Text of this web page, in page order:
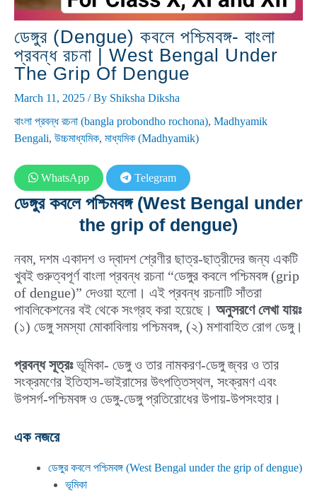
ডেঙ্গুর (dengue) কবলে পশ্চিমবঙ্গ- বাংলা
প্রবন্ধ রচনা | West Bengal Under
The Grip Of Dengue
March 11, 2025 / By Shiksha Diksha
বাংলা প্রবন্ধ রচনা (bangla probondho rochona), Madhyamik
Bengali, উচ্চমাধ্যমিক, মাধ্যমিক (Madhyamik)
WhatsApp Telegram
ডেঙ্গুর কবলে পশ্চিমবঙ্গ (West Bengal under
the grip of dengue)
নবম, দশম একাদশ ও দ্বাদশ শ্রেণীর ছাত্র-ছাত্রীদের জন্য একটি
খুবই গুরুত্বপূর্ণ বাংলা প্রবন্ধ রচনা “ডেঙ্গুর কবলে পশ্চিমবঙ্গ (grip
of dengue)” দেওয়া হলো। এই প্রবন্ধ রচনাটি সাঁতরা
পাবলিকেশনের বই থেকে সংগ্রহ করা হয়েছে। অনুসরণে লেখা যায়ঃ
(১) ডেঙ্গু সমস্যা মোকাবিলায় পশ্চিমবঙ্গ, (২) মশাবাহিত রোগ ডেঙ্গু।
প্রবন্ধ সূত্রঃভূমিকা- ডেঙ্গু ও তার নামকরণ-ডেঙ্গু জ্বর ও তার
সংক্রমণের ইতিহাস-ভাইরাসের উৎপত্তিস্থল, সংক্রমণ এবং
উপসর্গ-পশ্চিমবঙ্গ ও ডেঙ্গু-ডেঙ্গু প্রতিরোধের উপায়-উপসংহার।
এক নজরে
ডেঙ্গুর কবলে পশ্চিমবঙ্গ (West Bengal under the grip of dengue)
ভূমিকা